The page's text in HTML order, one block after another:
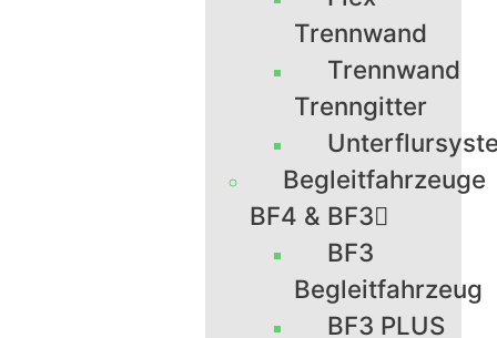
Trennwand
Trennwand
Trenngitter
Begleitfahrzeuge
BF4 & BF3
BF3
Begleitfahrzeug
BF3 PLUS